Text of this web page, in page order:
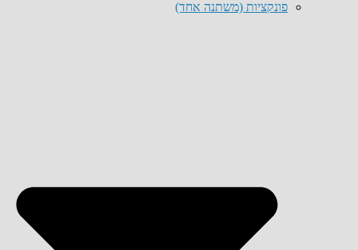
פונקציות (משתנה אחד)